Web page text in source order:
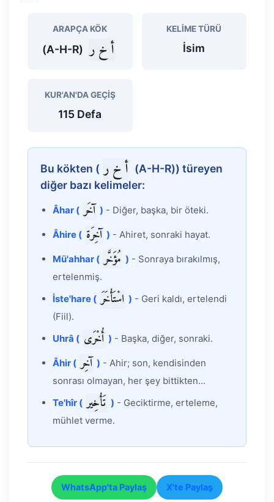
ARAPÇA KÖK
أ خ ر (A-H-R)
KELIME TÜRÜ
İsim
KUR'AN'DA GEÇIŞ
115 Defa
Bu kökten ( أ خ ر (A-H-R)) türeyen
diğer bazı kelimeler:
Âhar ( آخَر ) - Diğer, başka, bir öteki.
Âhire ( آخِرَة ) - Ahiret, sonraki hayat.
Mü'ahhar ( مُؤَخَّر ) - Sonraya bırakılmış,
ertelenmiş.
İste'hare ( اسْتَأْخَرَ ) - Geri kaldı, ertelendi
(Fiil).
Uhrâ ( أُخْرَى ) - Başka, diğer, sonraki.
Âhir ( آخِر ) - Ahir; son, kendisinden
sonrası olmayan, her şey bittikten...
Te'hîr ( تَأْخِير ) - Geciktirme, erteleme,
mühlet verme.
WhatsApp'ta Paylaş X'te Paylaş